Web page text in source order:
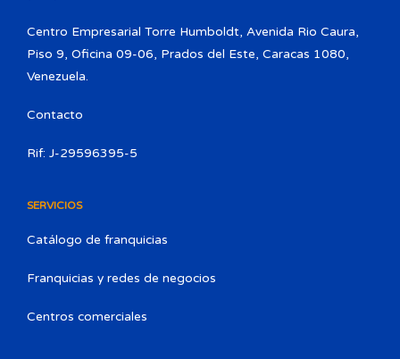
Centro Empresarial Torre Humboldt, Avenida Rio Caura,
Piso 9, Oficina 09-06, Prados del Este, Caracas 1080,
Venezuela.
Contacto
Rif: J-29596395-5
SERVICIOS
Catálogo de franquicias
Franquicias y redes de negocios
Centros comerciales